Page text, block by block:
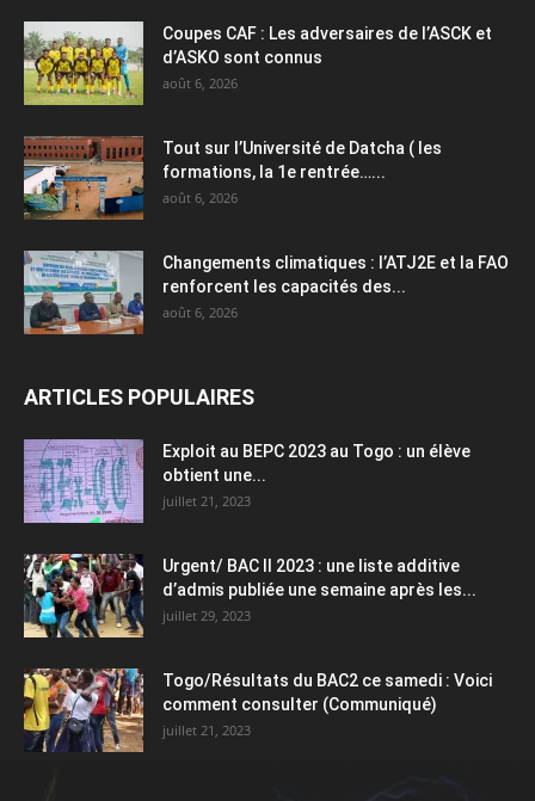
Coupes CAF : Les adversaires de l’ASCK et
d’ASKO sont connus
août 6, 2026
Tout sur l’Université de Datcha ( les
formations, la 1e rentrée…...
août 6, 2026
Changements climatiques : l’ATJ2E et la FAO
renforcent les capacités des...
août 6, 2026
ARTICLES POPULAIRES
Exploit au BEPC 2023 au Togo : un élève
obtient une...
juillet 21, 2023
Urgent/ BAC II 2023 : une liste additive
d’admis publiée une semaine après les...
juillet 29, 2023
Togo/Résultats du BAC2 ce samedi : Voici
comment consulter (Communiqué)
juillet 21, 2023